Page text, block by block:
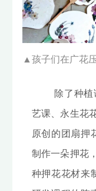
▲ 孩子们在广花
除了种
艺课、永生花
原创的团扇押
制作一朵押花
种押花花材来